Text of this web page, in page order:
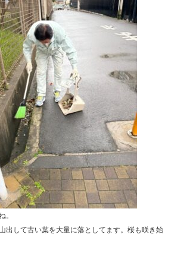
。
出して古い葉を大量に落としてます。桜も咲き始